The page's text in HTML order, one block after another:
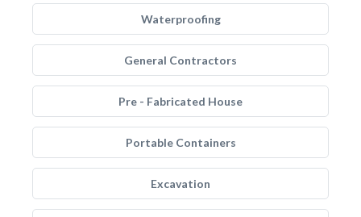
Waterproofing
General Contractors
Pre - Fabricated House
Portable Containers
Excavation